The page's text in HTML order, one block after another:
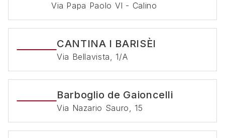
Via Papa Paolo VI - Calino
CANTINA I BARISÈI
Via Bellavista, 1/A
Barboglio de Gaioncelli
Via Nazario Sauro, 15